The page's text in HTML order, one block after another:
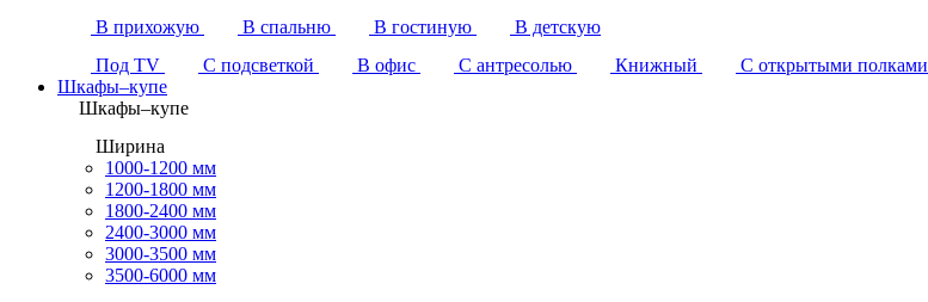
В прихожую
В спальню В гостиную
В детскую
Под TV
С подсветкой В офис С антресолью Книжный
С открытыми полками
Шкафы–купе
Шкафы–купе
Ширина
1000-1200 мм
1200-1800 мм
1800-2400 мм
2400-3000 мм
3000-3500 мм
3500-6000 мм